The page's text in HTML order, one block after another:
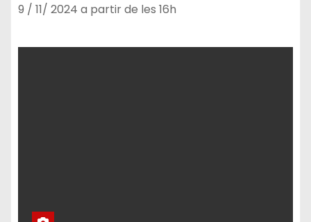
9 / 11/ 2024 a partir de les 16h